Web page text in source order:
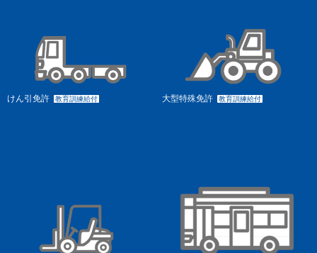
けん引免許 教育訓練給付 大型特殊免許 教育訓練給付